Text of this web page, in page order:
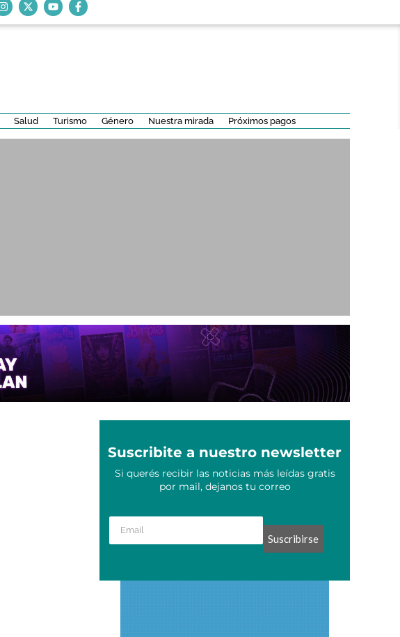
Salud Turismo Género Nuestra mirada Próximos pagos
Suscribite a nuestro newsletter
Si querés recibir las noticias más leídas gratis
por mail, dejanos tu correo
Suscribirse